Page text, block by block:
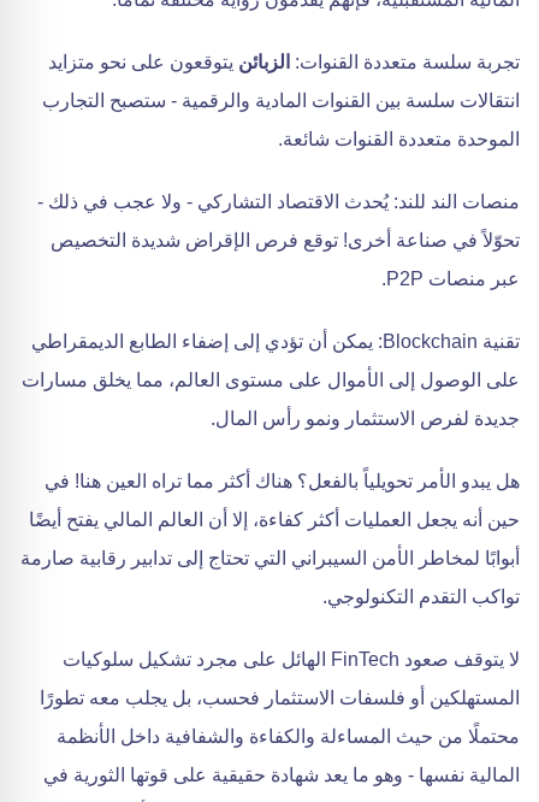
تجربة سلسة متعددة القنوات: الزبائن يتوقعون على نحو متزايد
انتقالات سلسة بين القنوات المادية والرقمية - ستصبح التجارب
الموحدة متعددة القنوات شائعة.
منصات الند للند: يُحدث الاقتصاد التشاركي - ولا عجب في ذلك -
تحوّلاً في صناعة أخرى! توقع فرص الإقراض شديدة التخصيص
عبر منصات P2P.
تقنية Blockchain: يمكن أن تؤدي إلى إضفاء الطابع الديمقراطي
على الوصول إلى الأموال على مستوى العالم، مما يخلق مسارات
جديدة لفرص الاستثمار ونمو رأس المال.
هل يبدو الأمر تحويلياً بالفعل؟ هناك أكثر مما تراه العين هنا! في
حين أنه يجعل العمليات أكثر كفاءة، إلا أن العالم المالي يفتح أيضًا
أبوابًا لمخاطر الأمن السيبراني التي تحتاج إلى تدابير رقابية صارمة
تواكب التقدم التكنولوجي.
لا يتوقف صعود FinTech الهائل على مجرد تشكيل سلوكيات
المستهلكين أو فلسفات الاستثمار فحسب، بل يجلب معه تطورًا
محتملًا من حيث المساءلة والكفاءة والشفافية داخل الأنظمة
المالية نفسها - وهو ما يعد شهادة حقيقية على قوتها الثورية في